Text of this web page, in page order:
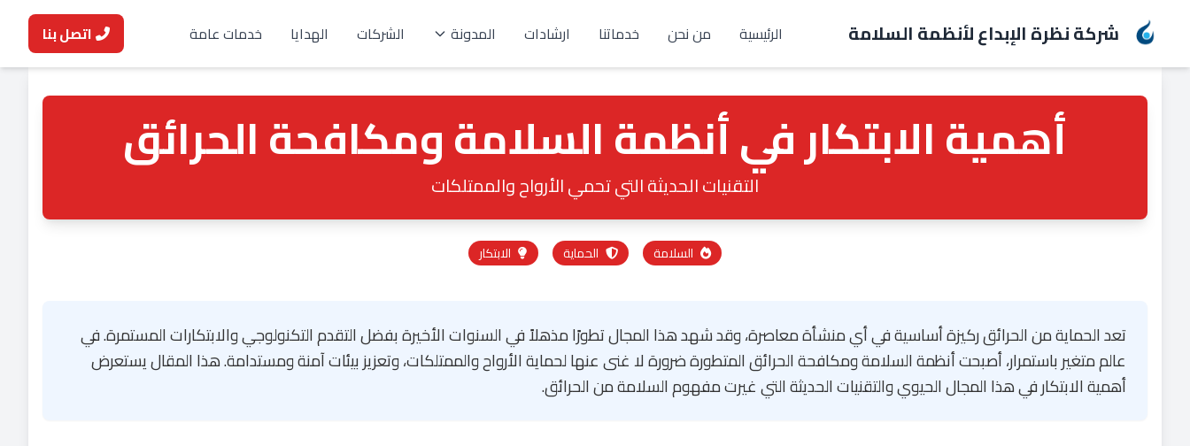
شركة نظرة الإبداع لأنظمة السلامة الرئيسية من نحن خدماتنا ارشادات المدونة الشركات الهدايا خدمات عامة اتصل بنا
أهمية الابتكار في أنظمة السلامة ومكافحة الحرائق
التقنيات الحديثة التي تحمي الأرواح والممتلكات
السلامة الحماية الابتكار
تعد الحماية من الحرائق ركيزة أساسية في أي منشأة معاصرة، وقد شهد هذا المجال تطورًا مذهلاً في السنوات الأخيرة بفضل التقدم التكنولوجي والابتكارات المستمرة. في
عالم متغير باستمرار، أصبحت أنظمة السلامة ومكافحة الحرائق المتطورة ضرورة لا غنى عنها لحماية الأرواح والممتلكات، وتعزيز بيئات آمنة ومستدامة. هذا المقال يستعرض
أهمية الابتكار في هذا المجال الحيوي والتقنيات الحديثة التي غيرت مفهوم السلامة من الحرائق.